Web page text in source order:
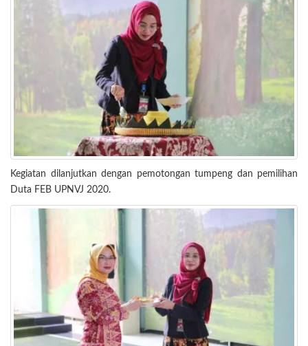
Kegiatan dilanjutkan dengan pemotongan tumpeng dan pemilihan
Duta FEB UPNVJ 2020.